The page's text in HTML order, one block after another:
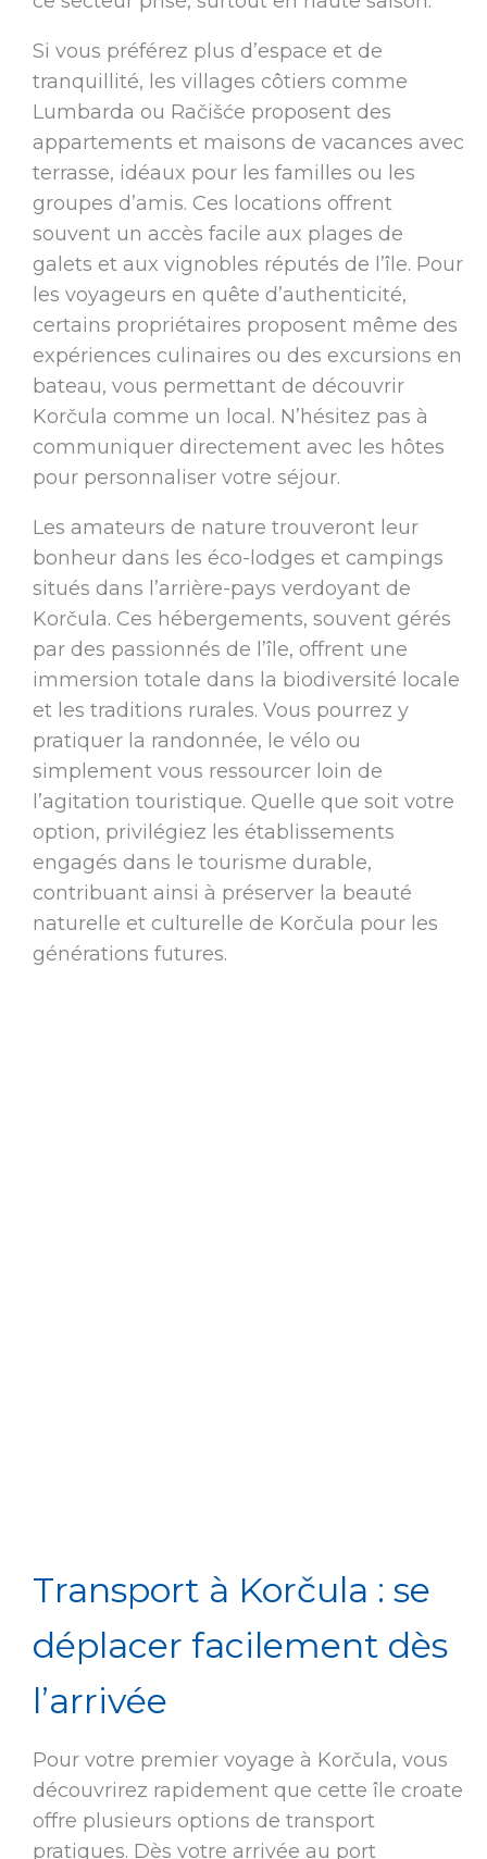
Si vous préférez plus d’espace et de
tranquillité, les villages côtiers comme
Lumbarda ou Račišće proposent des
appartements et maisons de vacances avec
terrasse, idéaux pour les familles ou les
groupes d’amis. Ces locations offrent
souvent un accès facile aux plages de
galets et aux vignobles réputés de l’île. Pour
les voyageurs en quête d’authenticité,
certains propriétaires proposent même des
expériences culinaires ou des excursions en
bateau, vous permettant de découvrir
Korčula comme un local. N’hésitez pas à
communiquer directement avec les hôtes
pour personnaliser votre séjour.
Les amateurs de nature trouveront leur
bonheur dans les éco-lodges et campings
situés dans l’arrière-pays verdoyant de
Korčula. Ces hébergements, souvent gérés
par des passionnés de l’île, offrent une
immersion totale dans la biodiversité locale
et les traditions rurales. Vous pourrez y
pratiquer la randonnée, le vélo ou
simplement vous ressourcer loin de
l’agitation touristique. Quelle que soit votre
option, privilégiez les établissements
engagés dans le tourisme durable,
contribuant ainsi à préserver la beauté
naturelle et culturelle de Korčula pour les
générations futures.
Transport à Korčula : se
déplacer facilement dès
l’arrivée
Pour votre premier voyage à Korčula, vous
découvrirez rapidement que cette île croate
offre plusieurs options de transport
pratiques. Dès votre arrivée au port